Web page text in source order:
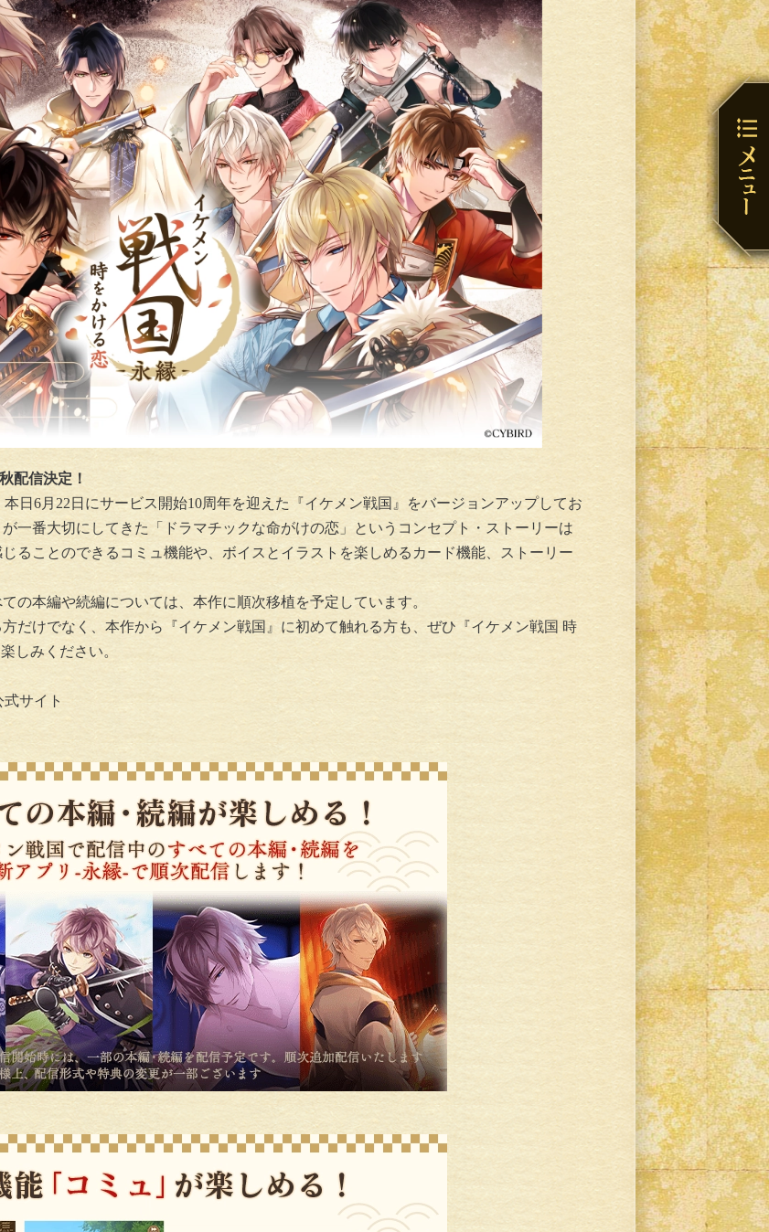
配信決定！
本日6月22日にサービス開始10周年を迎えた『イケメン戦国』をバージョンアップしてお
一番大切にしてきた「ドラマチックな命がけの恋」というコンセプト・ストーリーは
ることのできるコミュ機能や、ボイスとイラストを楽しめるカード機能、ストーリー
の本編や続編については、本作に順次移植を予定しています。
だけでなく、本作から『イケメン戦国』に初めて触れる方も、ぜひ『イケメン戦国 時
しみください。
サイト